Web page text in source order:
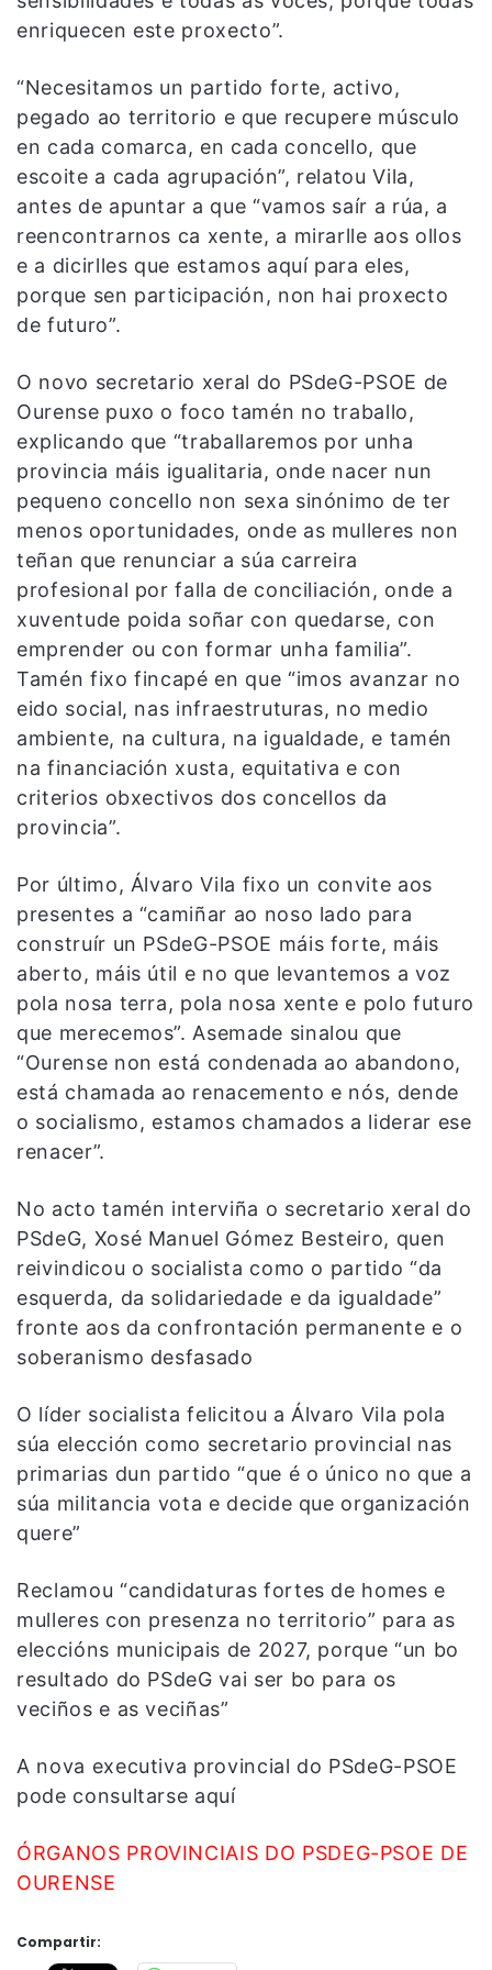
enriquecen este proxecto”.
“Necesitamos un partido forte, activo,
pegado ao territorio e que recupere músculo
en cada comarca, en cada concello, que
escoite a cada agrupación”, relatou Vila,
antes de apuntar a que “vamos saír a rúa, a
reencontrarnos ca xente, a mirarlle aos ollos
e a dicirlles que estamos aquí para eles,
porque sen participación, non hai proxecto
de futuro”.
O novo secretario xeral do PSdeG-PSOE de
Ourense puxo o foco tamén no traballo,
explicando que “traballaremos por unha
provincia máis igualitaria, onde nacer nun
pequeno concello non sexa sinónimo de ter
menos oportunidades, onde as mulleres non
teñan que renunciar a súa carreira
profesional por falla de conciliación, onde a
xuventude poida soñar con quedarse, con
emprender ou con formar unha familia”.
Tamén fixo fincapé en que “imos avanzar no
eido social, nas infraestruturas, no medio
ambiente, na cultura, na igualdade, e tamén
na financiación xusta, equitativa e con
criterios obxectivos dos concellos da
provincia”.
Por último, Álvaro Vila fixo un convite aos
presentes a “camiñar ao noso lado para
construír un PSdeG-PSOE máis forte, máis
aberto, máis útil e no que levantemos a voz
pola nosa terra, pola nosa xente e polo futuro
que merecemos”. Asemade sinalou que
“Ourense non está condenada ao abandono,
está chamada ao renacemento e nós, dende
o socialismo, estamos chamados a liderar ese
renacer”.
No acto tamén interviña o secretario xeral do
PSdeG, Xosé Manuel Gómez Besteiro, quen
reivindicou o socialista como o partido “da
esquerda, da solidariedade e da igualdade”
fronte aos da confrontación permanente e o
soberanismo desfasado
O líder socialista felicitou a Álvaro Vila pola
súa elección como secretario provincial nas
primarias dun partido “que é o único no que a
súa militancia vota e decide que organización
quere”
Reclamou “candidaturas fortes de homes e
mulleres con presenza no territorio” para as
eleccións municipais de 2027, porque “un bo
resultado do PSdeG vai ser bo para os
veciños e as veciñas”
A nova executiva provincial do PSdeG-PSOE
pode consultarse aquí
ÓRGANOS PROVINCIAIS DO PSDEG-PSOE DE
OURENSE
Compartir: